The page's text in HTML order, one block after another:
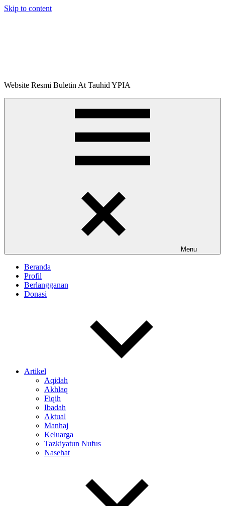
Skip to content
Buletin
Website Resmi Buletin At Tauhid YPIA
Menu
Beranda
Profil
Berlangganan
Donasi
Artikel
Aqidah
Akhlaq
Fiqih
Ibadah
Aktual
Manhaj
Keluarga
Tazkiyatun Nufus
Nasehat